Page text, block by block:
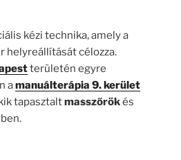
kézi technika, amely a
helyreállítását célozza.
területén egyre
amanuálterápia 9. kerület
tapasztaltmasszőrökés